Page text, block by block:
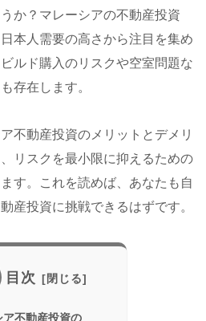
か？マレーシアの不動産投資
本人需要の高さから注目を集め
ルド購入のリスクや空室問題な
存在します。
不動産投資のメリットとデメリ
リスクを最小限に抑えるための
す。これを読めば、あなたも自
産投資に挑戦できるはずです。
目次
ア不動産投資の